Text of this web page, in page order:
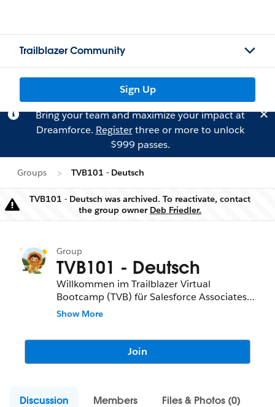
Trailblazer Community
Sign Up
Bring your team and maximize your impact at
Dreamforce. Registerthree or more to unlock
$999 passes.
Groups TVB101 - Deutsch
Warning
TVB101 - Deutsch was archived. To reactivate, contact
the group owner Deb Friedler.
Group
TVB101 - Deutsch
Willkommen im Trailblazer Virtual
Bootcamp (TVB) für Salesforce Associates
(TVB101)-Bereich! In dieser Gruppe
voneinander lernen.
Show More
Join
Discussion Members Files & Photos (0)